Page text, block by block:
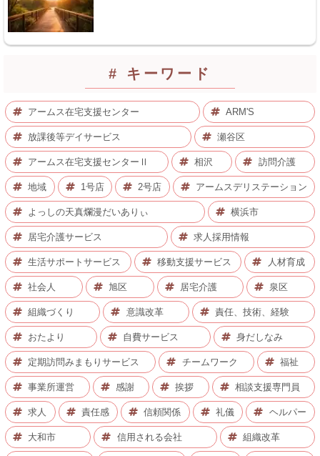
# キーワード
アームス在宅支援センター ARM'S
放課後等デイサービス 瀬谷区
アームス在宅支援センターⅡ 相沢 訪問介護
地域 1号店 2号店 アームスデリステーション
よっしの天真爛漫だいありぃ 横浜市
居宅介護サービス 求人採用情報
生活サポートサービス 移動支援サービス 人材育成
社会人 旭区 居宅介護 泉区
組織づくり 意識改革 責任、技術、経験
おたより 自費サービス 身だしなみ
定期訪問みまもりサービス チームワーク 福祉
事業所運営 感謝 挨拶 相談支援専門員
求人 責任感 信頼関係 礼儀 ヘルパー
大和市 信用される会社 組織改革